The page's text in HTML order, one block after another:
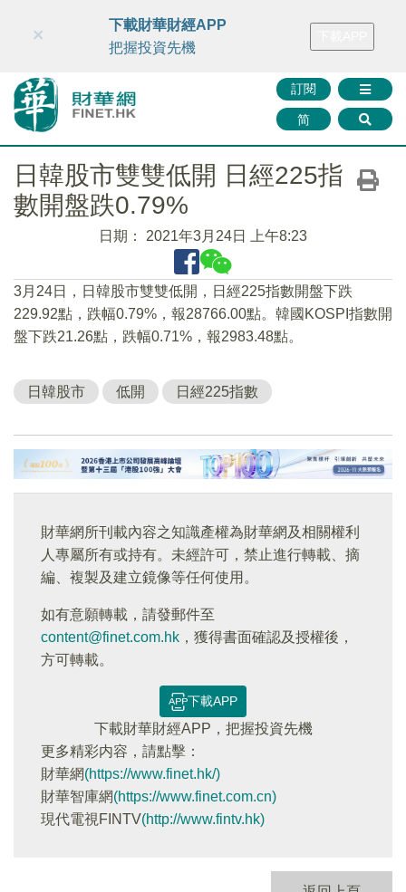
財華智庫網 FINTV FINMETA 財華證券 媒體矩陣
訂閱
简
×
下載財華財經APP
把握投資先機
日韓股市雙雙低開 日經225指
數開盤跌0.79%
日期： 2021年3月24日 上午8:23
3月24日，日韓股市雙雙低開，日經225指數開盤下跌
229.92點，跌幅0.79%，報28766.00點。韓國KOSPI指數開
盤下跌21.26點，跌幅0.71%，報2983.48點。
日韓股市 低開 日經225指數
財華網所刊載內容之知識產權為財華網及相關權利
人專屬所有或持有。未經許可，禁止進行轉載、摘
編、複製及建立鏡像等任何使用。
如有意願轉載，請發郵件至
content@finet.com.hk ，獲得書面確認及授權後，
方可轉載。
下載APP
下載財華財經APP，把握投資先機
更多精彩内容，請點擊：
財華網(https://www.finet.hk/)
財華智庫網(https://www.finet.com.cn)
現代電視FINTV(http://www.fintv.hk)